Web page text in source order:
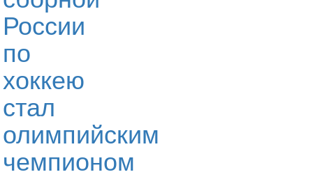
России
по
хоккею
стал
олимпийским
чемпионом